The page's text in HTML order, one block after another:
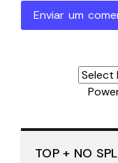
Enviar um
TOP + NO